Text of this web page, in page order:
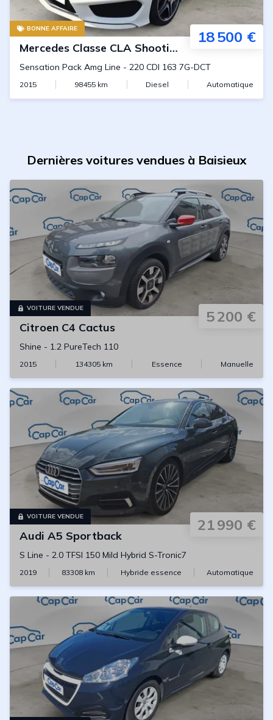
BONNE AFFAIRE 18 500 €
Mercedes Classe CLA Shooting Brake
Sensation Pack Amg Line - 220 CDI 163 7G-DCT
2015 98455 km Diesel Automatique
Dernières voitures vendues à Baisieux
VOITURE VENDUE 5 200 €
Citroen C4 Cactus
Shine - 1.2 PureTech 110
2015 134305 km Essence Manuelle
VOITURE VENDUE 21 990 €
Audi A5 Sportback
S Line - 2.0 TFSI 150 Mild Hybrid S-Tronic7
2019 83308 km Hybride essence Automatique